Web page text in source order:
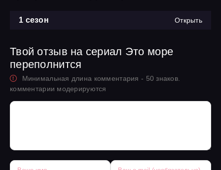
1 сезон Открыть
Твой отзыв на сериал Это море
переполнится
Минимальная длина комментария - 50 знаков.
комментарии модерируются